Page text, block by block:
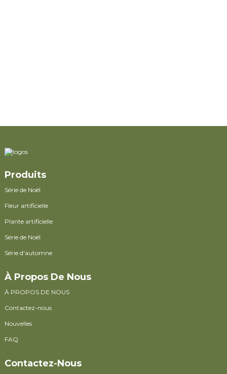
Produits
Série de Noël
Fleur artificielle
Plante artificielle
Série de Noël
Série d'automne
À Propos De Nous
À PROPOS DE NOUS
Contactez-nous
Nouvelles
FAQ
Contactez-Nous